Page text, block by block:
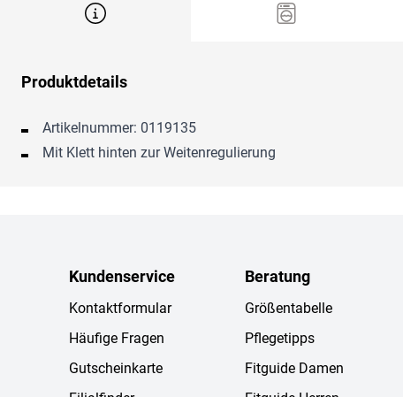
Produktdetails
Artikelnummer: 0119135
Mit Klett hinten zur Weitenregulierung
Kundenservice
Kontaktformular
Häufige Fragen
Gutscheinkarte
Beratung
Größentabelle
Pflegetipps
Fitguide Damen